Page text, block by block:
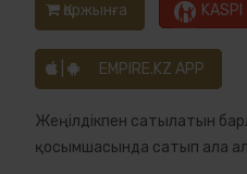
Қоржынға KASPI
EMPIRE.KZ APP
Жеңілдікпен сатылатын
қосымшасында сатып ала